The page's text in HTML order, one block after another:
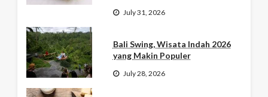
July 31, 2026
Bali Swing, Wisata Indah 2026
yang Makin Populer
July 28, 2026